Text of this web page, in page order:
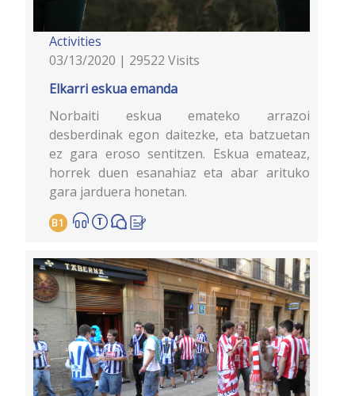
Activities
03/13/2020 | 29522 Visits
Elkarri eskua emanda
Norbaiti eskua emateko arrazoi
desberdinak egon daitezke, eta batzuetan
ez gara eroso sentitzen. Eskua emateaz,
horrek duen esanahiaz eta abar arituko
gara jarduera honetan.
B1